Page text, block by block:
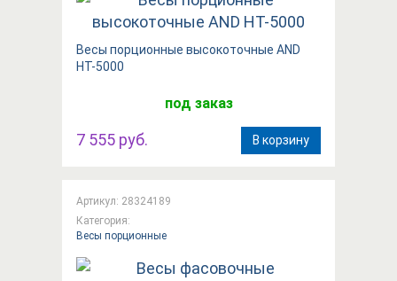
Вeсы порционные высокоточные AND
HT-5000
под заказ
7 555 руб. В корзину
Артикул: 28324189
Категория:
Весы порционные